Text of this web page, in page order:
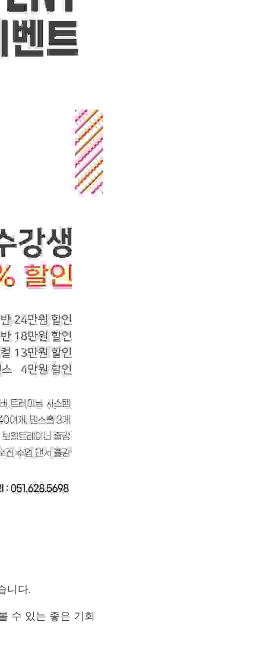
니다.
수 있는 좋은 기회